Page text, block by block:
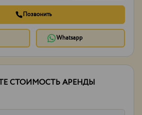
Позвонить
Whatsapp
СТОИМОСТЬ АРЕНДЫ